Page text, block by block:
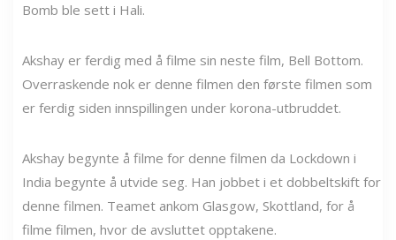
Bomb ble sett i Hali.
Akshay er ferdig med å filme sin neste film, Bell Bottom.
Overraskende nok er denne filmen den første filmen som
er ferdig siden innspillingen under korona-utbruddet.
Akshay begynte å filme for denne filmen da Lockdown i
India begynte å utvide seg. Han jobbet i et dobbeltskift for
denne filmen. Teamet ankom Glasgow, Skottland, for å
filme filmen, hvor de avsluttet opptakene.